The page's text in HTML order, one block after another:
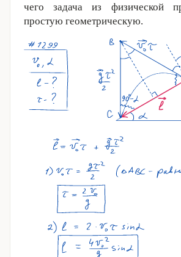
чего задача из физической
простую геометрическую.